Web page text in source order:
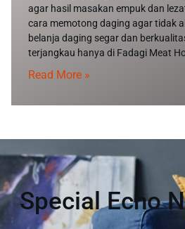
agar hasil masakan empuk dan
cara memotong daging agar tidak
belanja daging segar dan
terjangkau hanya di Fadagi Meat
Read More »
Special Echo